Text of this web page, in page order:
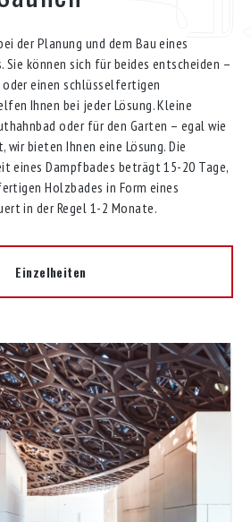
der Planung und dem Bau eines
können sich für beides entscheiden –
einen schlüsselfertigen
Ihnen bei jeder Lösung. Kleine
oder für den Garten – egal wie
bieten Ihnen eine Lösung. Die
eines Dampfbades beträgt 15-20 Tage,
Holzbades in Form eines
in der Regel 1-2 Monate.
Einzelheiten